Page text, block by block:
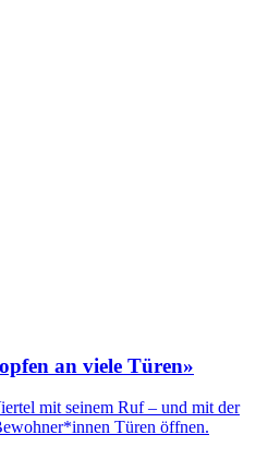
an viele Türen»
mit seinem Ruf – und mit der
Türen öffnen.